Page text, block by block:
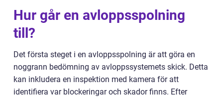
Hur går en avloppsspolning
till?
Det första steget i en avloppsspolning är att göra en
noggrann bedömning av avloppssystemets skick. Detta
kan inkludera en inspektion med kamera för att
identifiera var blockeringar och skador finns. Efter